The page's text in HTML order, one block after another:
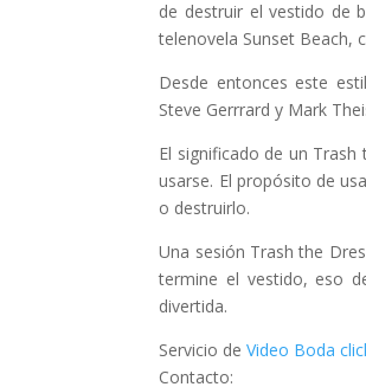
de destruir el vestido de
telenovela Sunset Beach,
Desde entonces este
Steve Gerrrard y Mark
El significado de un
usarse. El propósito de
o destruirlo.
Una sesión Trash the
termine el vestido, eso
divertida.
Servicio deVideo Boda
Contacto: